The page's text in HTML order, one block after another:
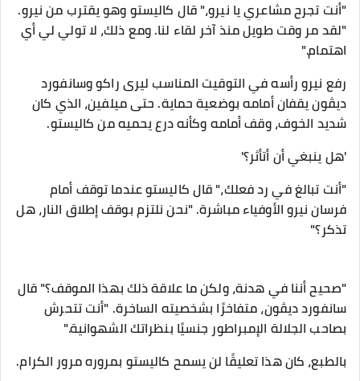
"أنت تجرح مشاعري يا نيرو،" قال كاليستو وهو يقترب من نيرو.
"لقد مر وقت طويل منذ آخر لقاء لنا. ومع ذلك، لا تولي لي أي
اهتمام."
رفع نيرو رأسه في التوقيت المناسب ليرى راكو وسانفورد
ديڤون يقفان أمامه بوضعية حماية. حتى ميلفين، الذي كان
شديد الخوف، وقف أمامه وكأنه درع يحميه من كاليستو.
'هل ينبغي أن أتأثر؟'
"أنت تبالغ في رد فعلك،" قال كاليستو عندما توقف أمام
فرسان نيرو الأوفياء مباشرة. "نحن نلتزم بوقف إطلاق النار، هل
تذكر؟"
"صحيح أننا في هدنة، ولكن ما علاقة ذلك بهذا الموقف؟" قال
سانفورد ديڤون، متفاخرًا بشخصيته الساخرة. "أنت تتحرش
بصاحب الجلالة الإمبراطور جنسيًا بنظراتك الشهوانية."
بالطبع، كان هذا تعليقًا لن يسمح كاليستو بمروره مرور الكرام.